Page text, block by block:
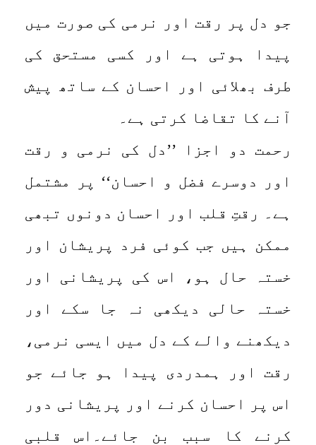
جو دل پر رقت اور نرمی کی صورت میں
پیدا ہوتی ہے اور کسی مستحق کی
طرف بھلائی اور احسان کے ساتھ پیش
آنے کا تقاضا کرتی ہے۔
رحمت دو اجزا ’’دل کی نرمی و رقت
اور دوسرے فضل و احسان‘‘ پر مشتمل
ہے۔ رقتِ قلب اور احسان دونوں تبھی
ممکن ہیں جب کوئی فرد پریشان اور
خستہ حال ہو، اس کی پریشانی اور
خستہ حالی دیکھی نہ جا سکے اور
دیکھنے والے کے دل میں ایسی نرمی،
رقت اور ہمدردی پیدا ہو جائے جو
اس پر احسان کرنے اور پریشانی دور
کرنے کا سبب بن جائے۔اس قلبی